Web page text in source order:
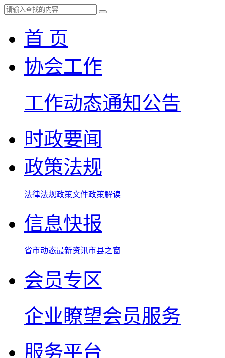
首 页
协会工作
工作动态通知公告
时政要闻
政策法规
法律法规政策文件政策解读
信息快报
省市动态最新资讯市县之窗
会员专区
企业瞭望会员服务
服务平台